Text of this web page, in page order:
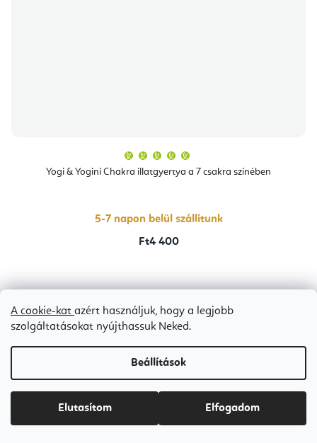
A cookie-kat azért használjuk, hogy a legjobb
szolgáltatásokat nyújthassuk Neked.
Beállítások
Elutasítom Elfogadom
Yogi & Yogini Chakra illatgyertya a 7 csakra színében
átlagos
értékelése
csillag.
5-7 napon belül szállítunk
Ft4 400
Bestseller